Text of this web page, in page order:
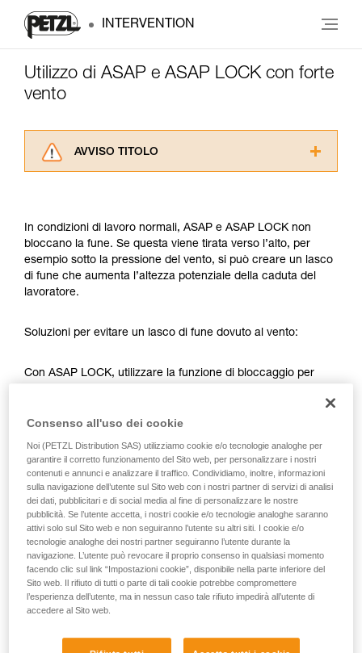
INTERVENTION
Utilizzo di ASAP e ASAP LOCK con forte
vento
AVVISO TITOLO
informazioni dell’istruzione tecnica per poter
capire queste ulteriori informazioni.
La padronanza di queste tecniche richiede una
formazione ed un addestramento specifico.
Verificate con un professionista la vostra
sicurezza, prima di riprodurla autonomamente.
vengono qui descritte.
In condizioni di lavoro normali, ASAP e ASAP LOCK non
bloccano la fune. Se questa viene tirata verso l’alto, per
esempio sotto la pressione del vento, si può creare un lasco
di fune che aumenta l’altezza potenziale della caduta del
lavoratore.
Soluzioni per evitare un lasco di fune dovuto al vento:
Con ASAP LOCK, utilizzare la funzione di bloccaggio per
funzione non impedisce gli spostamenti dell’utilizzatore verso
l’alto.
Con ASAP, senza funzione di bloccaggio, possono essere
utilizzate altre tecniche:
Trattenuta della fune da parte di un compagno a terra
Zavorra all’estremità della fune
Collegamento dell’estremità della fune a un
ancoraggio
Queste tre opzioni devono essere esaminate nella procedura
dei rischi specifici per la situazione.
Consenso all'uso dei cookie
Noi (PETZL Distribution SAS) utilizziamo cookie e/o tecnologie analoghe per
garantire il corretto funzionamento del Sito web, per personalizzare i nostri
contenuti e annunci e analizzare il traffico. Condividiamo, inoltre, informazioni
sulla navigazione dell’utente sul Sito web con i nostri partner di servizi di analisi
dei dati, pubblicitari e di social media al fine di personalizzare le nostre
pubblicità. Se l’utente accetta, i nostri cookie e/o tecnologie analoghe saranno
attivi solo sul Sito web e non seguiranno l’utente su altri siti. I cookie e/o
tecnologie analoghe dei nostri partner seguiranno l’utente durante la
navigazione. L’utente può revocare il proprio consenso in qualsiasi momento
facendo clic sul link “Impostazioni cookie”, disponibile nella parte inferiore del
Sito web. Il rifiuto di tutti o parte di tali cookie potrebbe compromettere
l’esperienza dell’utente, ma in nessun caso tale rifiuto impedirà all’utente di
accedere al Sito web.